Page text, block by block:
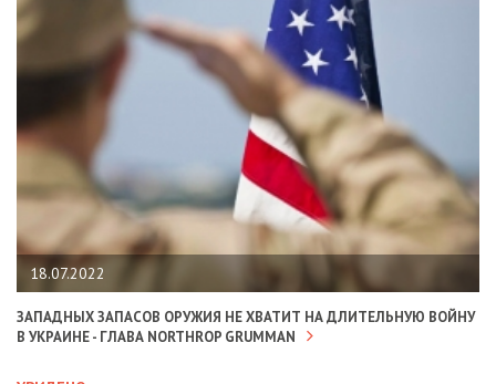
18.07.2022
ЗАПАДНЫХ ЗАПАСОВ ОРУЖИЯ НЕ ХВАТИТ НА ДЛИТЕЛЬНУЮ ВОЙНУ
В УКРАИНЕ - ГЛАВА NORTHROP GRUMMAN